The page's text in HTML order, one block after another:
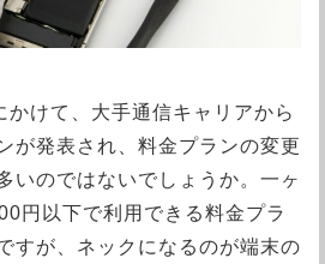
けて、大手通信キャリアから
が発表され、料金プランの変更
いのではないでしょうか。一ヶ
円以下で利用できる料金プラ
すが、ネックになるのが端末の